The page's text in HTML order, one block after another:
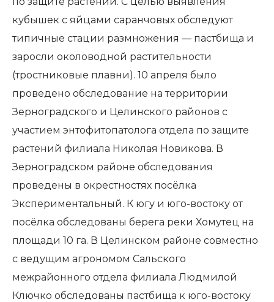
кубышек с яйцами саранчовых обследуют
типичные стации размножения — пастбища и
заросли околоводной растительности
(тростниковые плавни). 10 апреля было
проведено обследование на территории
Зерноградского и Целинского районов с
участием энтофитопатолога отдела по защите
растений филиала Николая Новикова. В
Зерноградском районе обследования
проведены в окрестностях посёлка
Экспериментальный. К югу и юго-востоку от
посёлка обследованы берега реки Хомутец на
площади 10 га. В Целинском районе совместно
с ведущим агрономом Сальского
межрайонного отдела филиала Людмилой
Ключко обследованы пастбища к юго-востоку